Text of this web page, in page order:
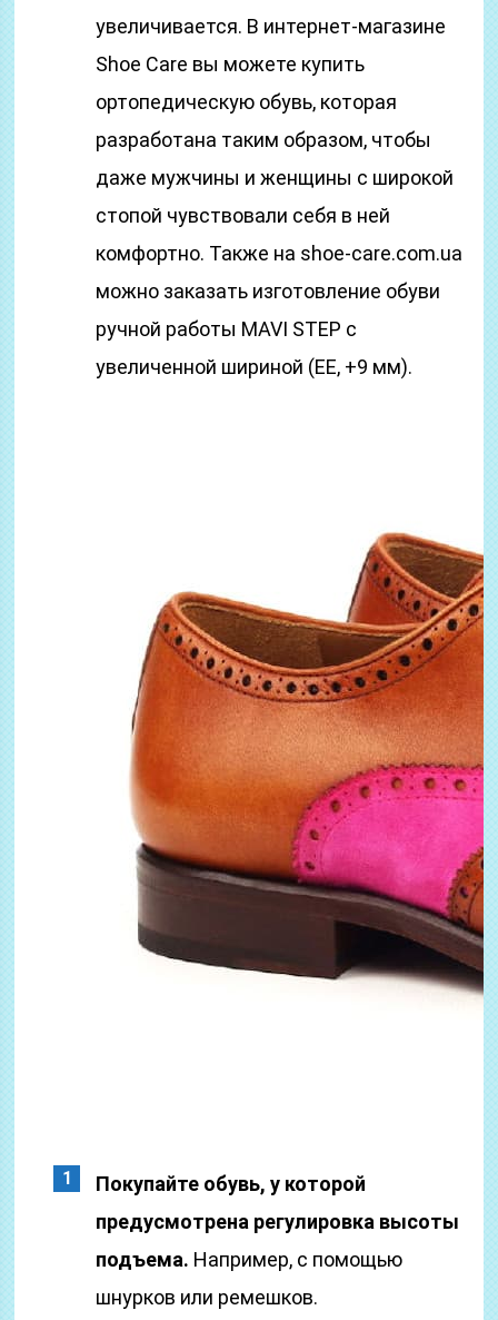
увеличивается. В интернет-магазине
Shoe Care вы можете купить
ортопедическую обувь, которая
разработана таким образом, чтобы
даже мужчины и женщины с широкой
стопой чувствовали себя в ней
комфортно. Также на shoe-care.com.ua
можно заказать изготовление обуви
ручной работы MAVI STEP с
увеличенной шириной (EE, +9 мм).
Покупайте обувь, у которой
предусмотрена регулировка высоты
подъема. Например, с помощью
шнурков или ремешков.